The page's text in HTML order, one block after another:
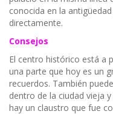
conocida en la
directamente.
Consejos
El centro histórico está a
una parte que hoy es un
recuerdos. También
dentro de la ciudad vieja
hay un claustro que fue